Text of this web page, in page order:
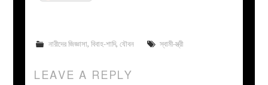
নারীদের জিজ্ঞাসা, বিবাহ-শাদি, যৌবন স্বামী-স্ত্রী
LEAVE A REPLY